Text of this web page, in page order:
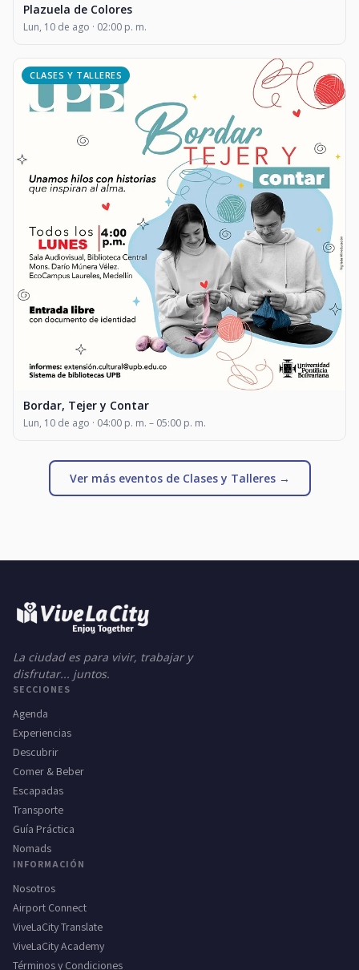
Plazuela de Colores
Lun, 10 de ago · 02:00 p. m.
CLASES Y TALLERES
Bordar, Tejer y Contar
Lun, 10 de ago · 04:00 p. m. – 05:00 p. m.
Ver más eventos de Clases y Talleres →
La ciudad es para vivir, trabajar y
disfrutar... juntos.
SECCIONES
Agenda
Experiencias
Descubrir
Comer & Beber
Escapadas
Transporte
Guía Práctica
Nomads
INFORMACIÓN
Nosotros
Airport Connect
ViveLaCity Translate
ViveLaCity Academy
Términos y Condiciones